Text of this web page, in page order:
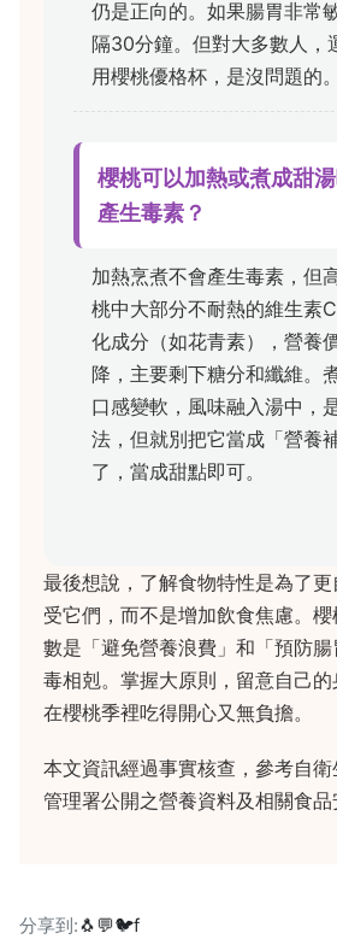
仍是正向的。如果腸胃非常
隔30分鐘。但對大多數人，
用櫻桃優格杯，是沒問題的。
櫻桃可以加熱或煮成甜
產生毒素？
加熱烹煮不會產生毒素，但
桃中大部分不耐熱的維生素
化成分（如花青素），營養
降，主要剩下糖分和纖維。
口感變軟，風味融入湯中，
法，但就別把它當成「營養
了，當成甜點即可。
最後想說，了解食物特性是為了
受它們，而不是增加飲食焦慮。
數是「避免營養浪費」和「預防
毒相剋。掌握大原則，留意自己
在櫻桃季裡吃得開心又無負擔。
本文資訊經過事實核查，參考自
管理署公開之營養資料及相關食品
分享到:🐧💬🐦f